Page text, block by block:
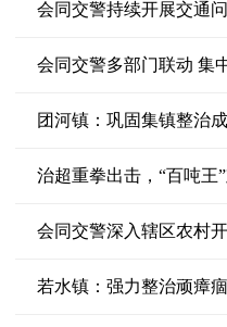
会同交警持续开展交通
会同交警多部门联动 集
团河镇：巩固集镇整治
治超重拳出击，“百吨王
会同交警深入辖区农村
若水镇：强力整治顽瘴